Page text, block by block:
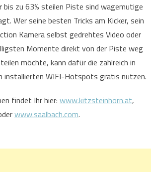
bis zu 63% steilen Piste sind wagemutige
Wer seine besten Tricks am Kicker, sein
Kamera selbst gedrehtes Video oder
Momente direkt von der Piste weg
möchte, kann dafür die zahlreich in
installierten WIFI-Hotspots gratis nutzen.
findet Ihr hier: www.kitzsteinhorn.at,
www.saalbach.com.